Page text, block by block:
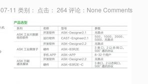
11 类别： 点击： 264 评论： None Comments